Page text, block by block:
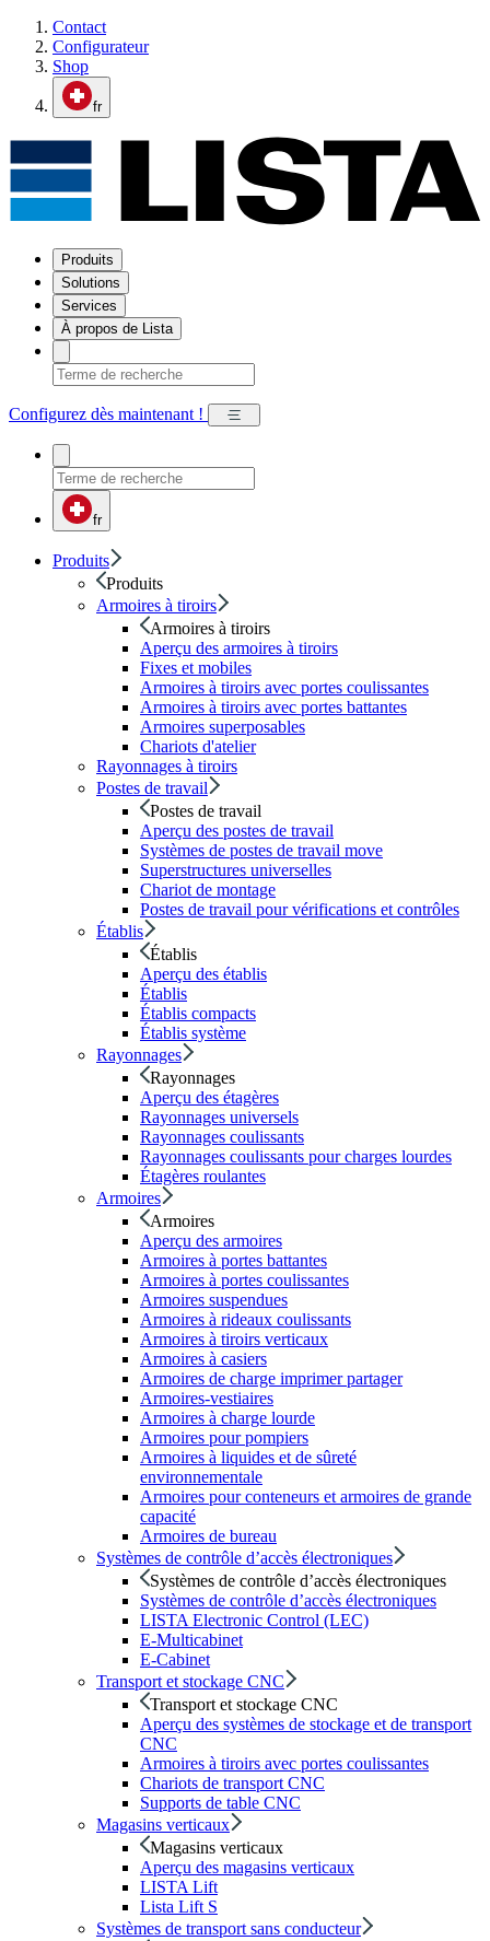
Contact
Configurateur
Shop
fr
Produits
Solutions
Services
À propos de Lista
Configurez dès maintenant !
fr
Produits
Produits
Armoires à tiroirs
Armoires à tiroirs
Aperçu des armoires à tiroirs
Fixes et mobiles
Armoires à tiroirs avec portes coulissantes
Armoires à tiroirs avec portes battantes
Armoires superposables
Chariots d'atelier
Rayonnages à tiroirs
Postes de travail
Postes de travail
Aperçu des postes de travail
Systèmes de postes de travail move
Superstructures universelles
Chariot de montage
Postes de travail pour vérifications et contrôles
Établis
Établis
Aperçu des établis
Établis
Établis compacts
Établis système
Rayonnages
Rayonnages
Aperçu des étagères
Rayonnages universels
Rayonnages coulissants
Rayonnages coulissants pour charges lourdes
Étagères roulantes
Armoires
Armoires
Aperçu des armoires
Armoires à portes battantes
Armoires à portes coulissantes
Armoires suspendues
Armoires à rideaux coulissants
Armoires à tiroirs verticaux
Armoires à casiers
Armoires de charge imprimer partager
Armoires-vestiaires
Armoires à charge lourde
Armoires pour pompiers
Armoires à liquides et de sûreté
environnementale
Armoires pour conteneurs et armoires de grande
capacité
Armoires de bureau
Systèmes de contrôle d’accès électroniques
Systèmes de contrôle d’accès électroniques
Systèmes de contrôle d’accès électroniques
LISTA Electronic Control (LEC)
E-Multicabinet
E-Cabinet
Transport et stockage CNC
Transport et stockage CNC
Aperçu des systèmes de stockage et de transport
CNC
Armoires à tiroirs avec portes coulissantes
Chariots de transport CNC
Supports de table CNC
Magasins verticaux
Magasins verticaux
Aperçu des magasins verticaux
LISTA Lift
Lista Lift S
Systèmes de transport sans conducteur